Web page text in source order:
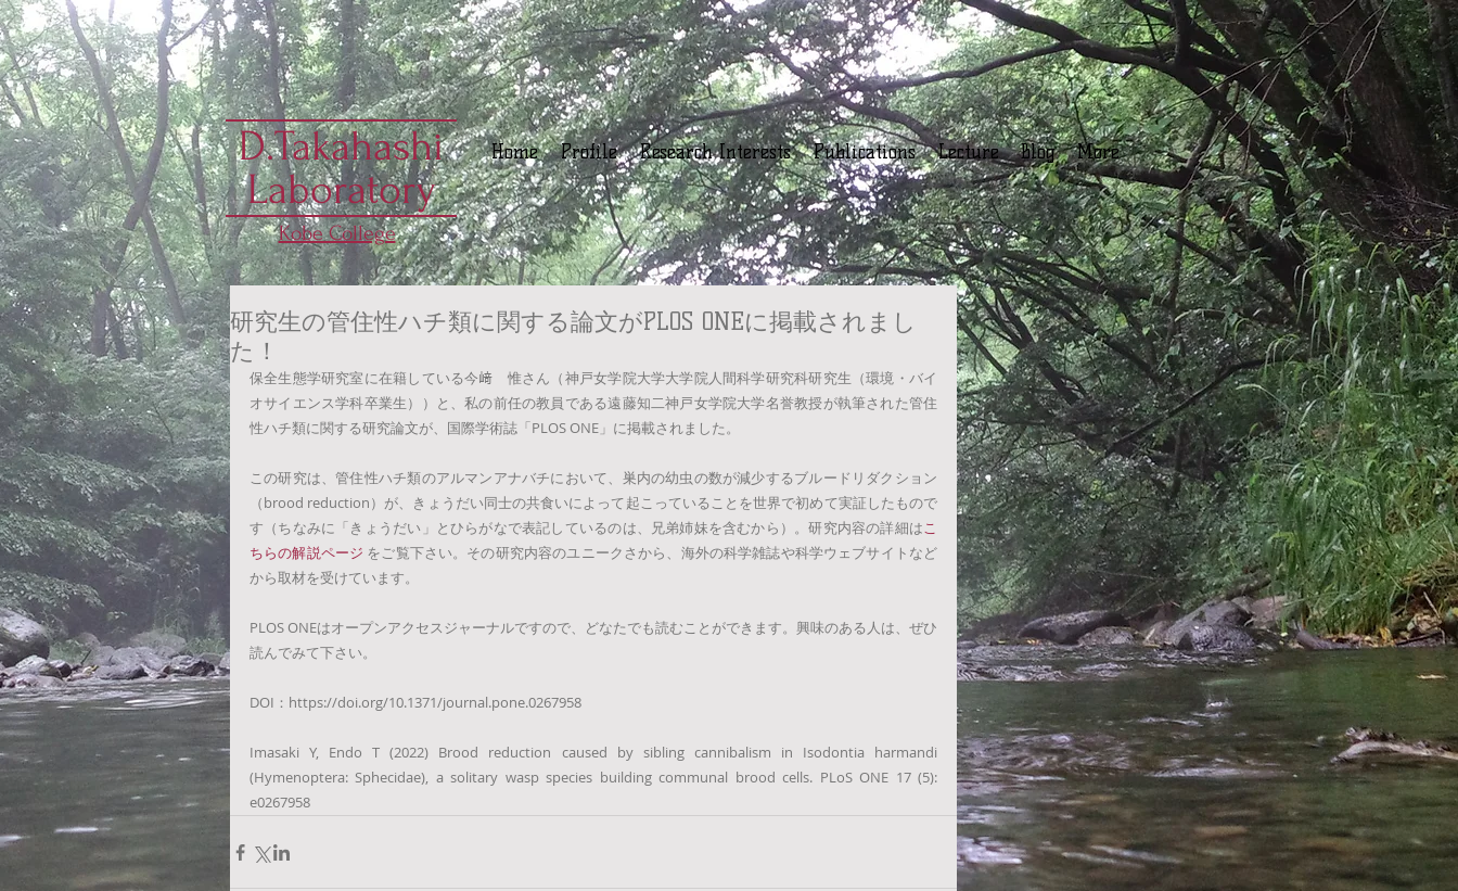
D.Takahashi
Laboratory
Kobe College
Home Profile Research Interests Publications Lecture Blog More
研究生の管住性ハチ類に関する論文がPLOS ONEに掲載されまし
た！
保全生態学研究室に在籍している今﨑　惟さん（神戸女学院大学大学院人間科学研究科研究生（環境・バイ
オサイエンス学科卒業生））と、私の前任の教員である遠藤知二神戸女学院大学名誉教授が執筆された管住
性ハチ類に関する研究論文が、国際学術誌「PLOS ONE」に掲載されました。
この研究は、管住性ハチ類のアルマンアナバチにおいて、巣内の幼虫の数が減少するブルードリダクション
（brood reduction）が、きょうだい同士の共食いによって起こっていることを世界で初めて実証したもので
す（ちなみに「きょうだい」とひらがなで表記しているのは、兄弟姉妹を含むから）。研究内容の詳細はこ
ちらの解説ページ をご覧下さい。その研究内容のユニークさから、海外の科学雑誌や科学ウェブサイトなど
から取材を受けています。
PLOS ONEはオープンアクセスジャーナルですので、どなたでも読むことができます。興味のある人は、ぜひ
読んでみて下さい。
DOI：https://doi.org/10.1371/journal.pone.0267958
Imasaki Y, Endo T (2022) Brood reduction caused by sibling cannibalism in Isodontia harmandi
(Hymenoptera: Sphecidae), a solitary wasp species building communal brood cells. PLoS ONE 17 (5):
e0267958